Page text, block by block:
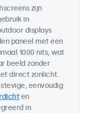
zijn
in
displays
paneel met een
1000 nits, wat
beeld zonder
direct zonlicht.
eenvoudig
en
in